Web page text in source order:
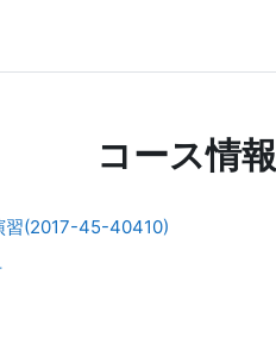
コース情報
習(2017-45-40410)